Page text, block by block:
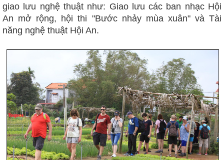
giao lưu nghệ thuật như: Giao lưu các ban nhạc Hội
An mở rộng, hội thi "Bước nhảy mùa xuân" và Tài
năng nghệ thuật Hội An.